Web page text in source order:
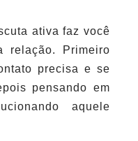
ativa faz você
relação. Primeiro
precisa e se
pensando em
aquele